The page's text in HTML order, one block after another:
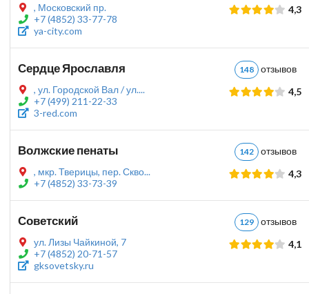
, Московский пр.
+7 (4852) 33-77-78
ya-city.com
4,3
Сердце Ярославля 148
, ул. Городской Вал / ул....
+7 (499) 211-22-33
3-red.com
4,5
Волжские пенаты 142
, мкр. Тверицы, пер. Скво...
+7 (4852) 33-73-39
4,3
Советский 129
ул. Лизы Чайкиной, 7
+7 (4852) 20-71-57
gksovetsky.ru
4,1